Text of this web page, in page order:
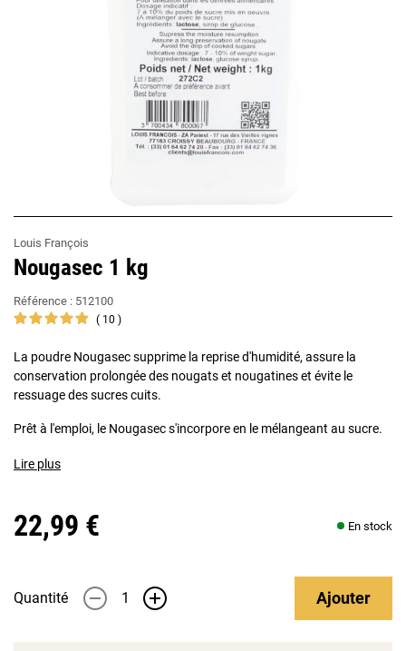
Louis François
Nougasec 1 kg
Référence : 512100
10
La poudre Nougasec supprime la reprise d'humidité, assure la
conservation prolongée des nougats et nougatines et évite le
ressuage des sucres cuits.
Prêt à l'emploi, le Nougasec s'incorpore en le mélangeant au sucre.
Lire plus
22,99 € En stock
Quantité - + Ajouter